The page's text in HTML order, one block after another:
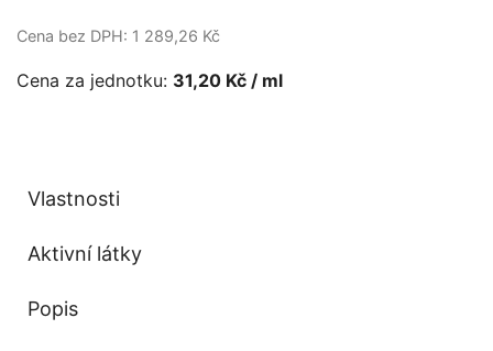
Cena bez DPH: 1 289,26 Kč
Cena za jednotku: 31,20 Kč / ml
Vlastnosti
Aktivní látky
Popis